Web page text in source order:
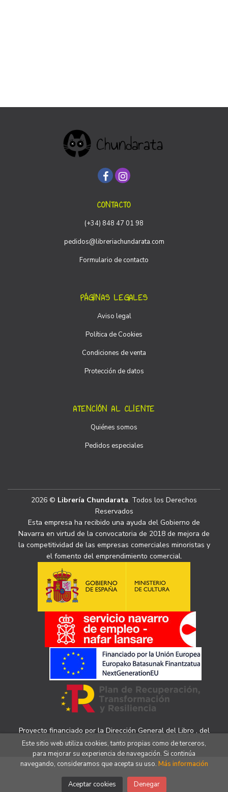
CONTACTO
(+34) 848 47 01 98
pedidos@libreriachundarata.com
Formulario de contacto
PÁGINAS LEGALES
Aviso legal
Política de Cookies
Condiciones de venta
Protección de datos
ATENCIÓN AL CLIENTE
Quiénes somos
Pedidos especiales
2026 © Librería Chundarata. Todos los Derechos
Reservados
Esta empresa ha recibido una ayuda del Gobierno de
Navarra en virtud de la convocatoria de 2018 de mejora de
la competitividad de las empresas comerciales minoristas y
el fomento del emprendimiento comercial.
Proyecto financiado por la Dirección General del Libro , del
Cómic y de la Lectura, Ministerio de Cultura.
Este sitio web utiliza cookies, tanto propias como de terceros,
para mejorar su experiencia de navegación. Si continúa
navegando, consideramos que acepta su uso. Más información
Aceptar cookies Denegar